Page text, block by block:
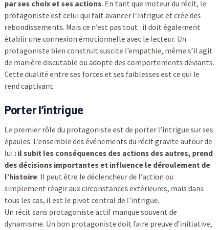
par ses choix et ses actions. En tant que moteur du récit, le
protagoniste est celui qui fait avancer l’intrigue et crée des
rebondissements. Mais ce n’est pas tout : il doit également
établir une connexion émotionnelle avec le lecteur. Un
protagoniste bien construit suscite l’empathie, même s’il agit
de manière discutable ou adopte des comportements déviants.
Cette dualité entre ses forces et ses faiblesses est ce qui le
rend captivant.
Porter l’intrigue
Le premier rôle du protagoniste est de porter l’intrigue sur ses
épaules. L’ensemble des événements du récit gravite autour de
lui : il subit les conséquences des actions des autres, prend
des décisions importantes et influence le déroulement de
l’histoire. Il peut être le déclencheur de l’action ou
simplement réagir aux circonstances extérieures, mais dans
tous les cas, il est le pivot central de l’intrigue.
Un récit sans protagoniste actif manque souvent de
dynamisme. Un bon protagoniste doit faire preuve d’initiative,